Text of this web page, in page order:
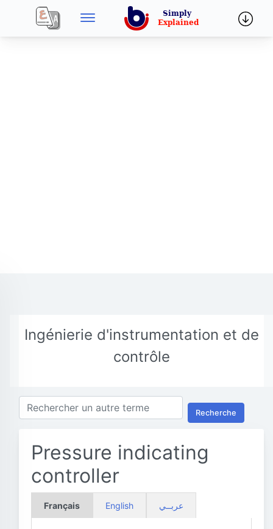
Ingénierie d'instrumentation et de
contrôle
Recherche
Pressure indicating
controller
Français English عربــي